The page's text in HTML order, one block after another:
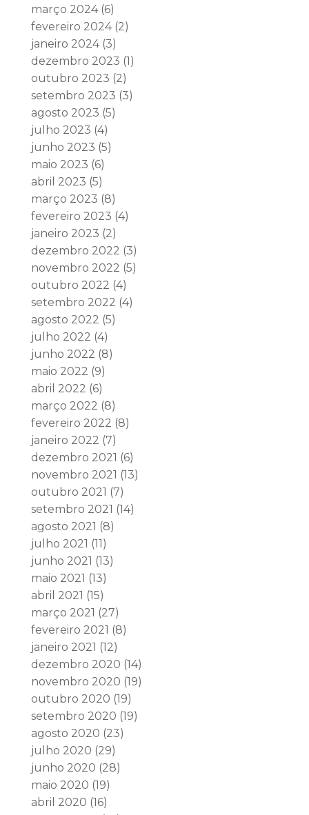
março 2024(6)
fevereiro 2024(2)
janeiro 2024(3)
dezembro 2023 (1)
outubro 2023 (2)
setembro 2023 (3)
agosto 2023 (5)
julho 2023 (4)
junho 2023 (5)
maio 2023 (6)
abril 2023 (5)
março 2023 (8)
fevereiro 2023 (4)
janeiro 2023 (2)
dezembro 2022 (3)
novembro 2022 (5)
outubro 2022 (4)
setembro 2022 (4)
agosto 2022 (5)
julho 2022 (4)
junho 2022 (8)
maio 2022 (9)
abril 2022 (6)
março 2022 (8)
fevereiro 2022 (8)
janeiro 2022 (7)
dezembro 2021 (6)
novembro 2021 (13)
outubro 2021 (7)
setembro 2021 (14)
agosto 2021 (8)
julho 2021 (11)
junho 2021 (13)
maio 2021 (13)
abril 2021 (15)
março 2021 (27)
fevereiro 2021 (8)
janeiro 2021 (12)
dezembro 2020 (14)
novembro 2020 (19)
outubro 2020 (19)
setembro 2020 (19)
agosto 2020 (23)
julho 2020 (29)
junho 2020 (28)
maio 2020 (19)
abril 2020 (16)